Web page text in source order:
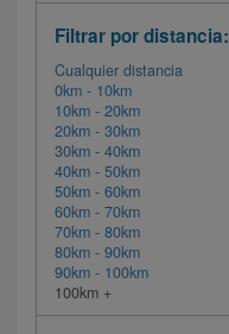
Filtrar por distancia:
Cualquier distancia
0km - 10km
10km - 20km
20km - 30km
30km - 40km
40km - 50km
50km - 60km
60km - 70km
70km - 80km
80km - 90km
90km - 100km
100km +